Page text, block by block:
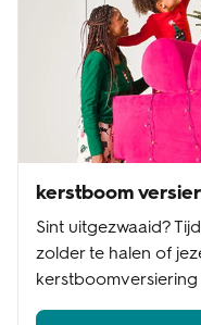
kerstboom
Sint uitgezwaaid?
zolder te halen of
kerstboomversiering